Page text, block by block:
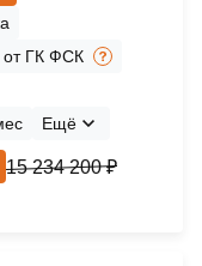
от ГК ФСК
Ещё
15 234 200 ₽